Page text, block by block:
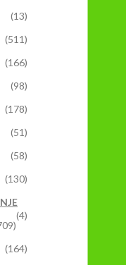
(13)
(511)
(166)
(98)
(178)
(51)
(58)
(130)
(4)
(164)